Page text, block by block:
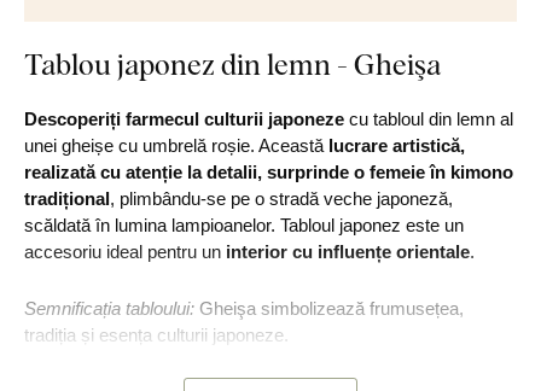
Tablou japonez din lemn - Gheişa
Descoperiți farmecul culturii japoneze cu tabloul din lemn al
unei gheișe cu umbrelă roșie. Această lucrare artistică,
realizată cu atenție la detalii, surprinde o femeie în kimono
tradițional, plimbându-se pe o stradă veche japoneză,
scăldată în lumina lampioanelor. Tabloul japonez este un
accesoriu ideal pentru un interior cu influențe orientale.
Semnificația tabloului: Gheişa simbolizează frumusețea,
tradiția și esența culturii japoneze.